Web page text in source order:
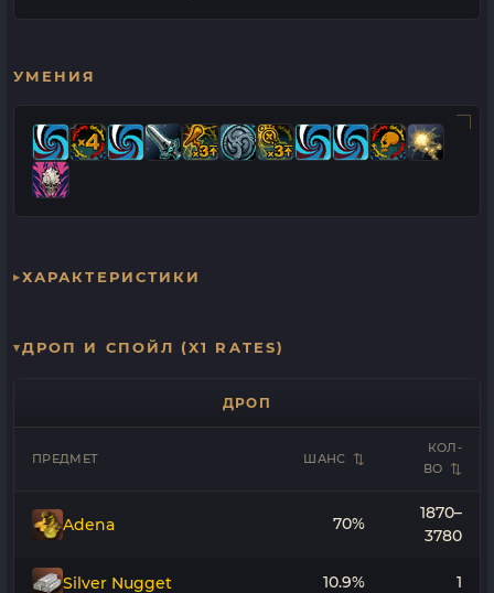
УМЕНИЯ
ХАРАКТЕРИСТИКИ
ДРОП И СПОЙЛ (X1 RATES)
ДРОП
ПРЕДМЕТ ШАНС
КОЛ-
ВО
Adena 70%
1870–
3780
Silver Nugget 10.9% 1